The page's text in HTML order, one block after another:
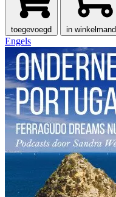
toegevoegd in winkelmand
Engels